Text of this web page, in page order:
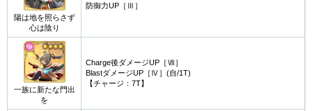
陽は地を照らさず
心は陰り
防御力UP［Ⅲ］
一族に新たな門出
を
Charge後ダメージUP［Ⅶ］
BlastダメージUP［Ⅳ］(自/1T)
【チャージ：7T】